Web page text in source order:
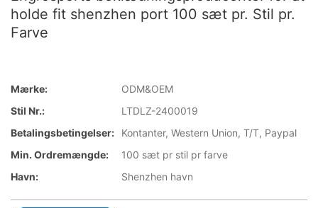
holde fit shenzhen port 100 sæt pr. Stil pr.
Farve
Mærke:
ODM&OEM
Stil Nr.:
LTDLZ-2400019
Betalingsbetingelser:
Kontanter, Western Union, T/T, Paypal
Min. Ordremængde:
100 sæt pr stil pr farve
Havn:
Shenzhen havn